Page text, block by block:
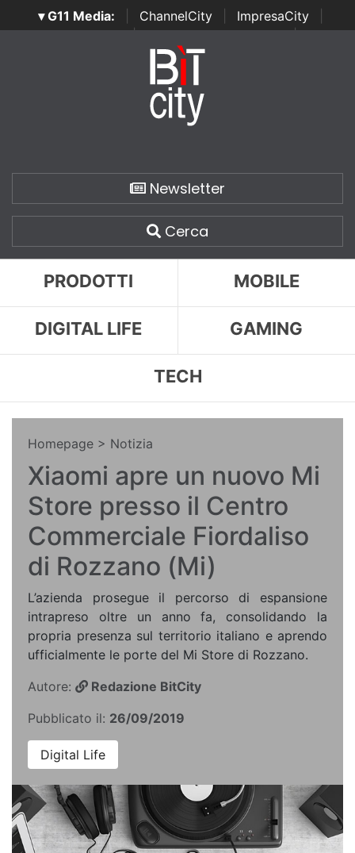
▾ G11 Media: ChannelCity ImpresaCity
SecurityOpenLab | Italian Channel Awards | Italian
Italian Security Awards
Newsletter
Cerca
PRODOTTI MOBILE
DIGITAL LIFE GAMING
TECH
Homepage > Notizia
Xiaomi apre un nuovo Mi
Store presso il Centro
Commerciale Fiordaliso
di Rozzano (Mi)
L’azienda prosegue il percorso di espansione
intrapreso oltre un anno fa, consolidando la
propria presenza sul territorio italiano e aprendo
ufficialmente le porte del Mi Store di Rozzano.
Autore:
Redazione BitCity
Pubblicato il: 26/09/2019
Digital Life